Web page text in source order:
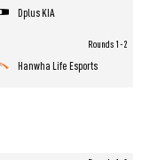
Dplus KIA
Hanwha Life Esports
Rounds 1-2